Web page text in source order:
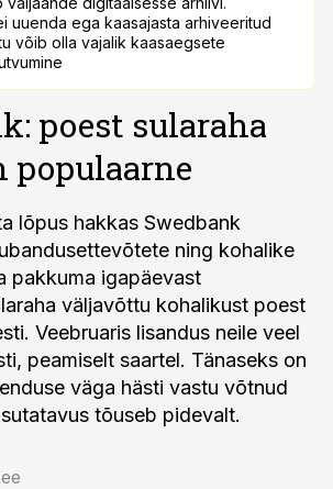
uuenda ega kaasajasta arhiveeritud
võib olla vajalik kaasaegsete
poest sularaha
populaarne
lõpus hakkas Swedbank
ning kohalike
pakkuma igapäevast
väljavõttu kohalikust poest
Veebruaris lisandus neile veel
peamiselt saartel. Tänaseks on
väga hästi vastu võtnud
tõuseb pidevalt.